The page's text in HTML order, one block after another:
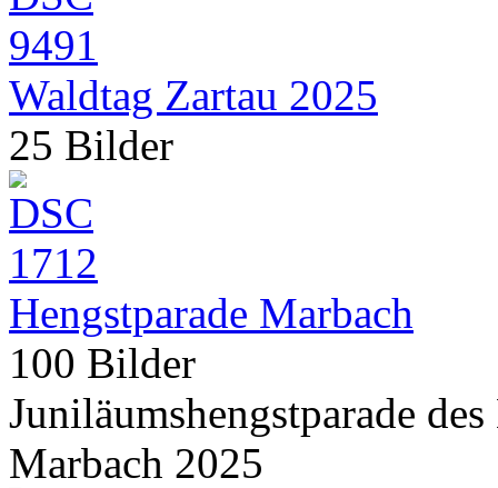
Waldtag Zartau 2025
25 Bilder
Hengstparade Marbach
100 Bilder
Juniläumshengstparade
Marbach 2025